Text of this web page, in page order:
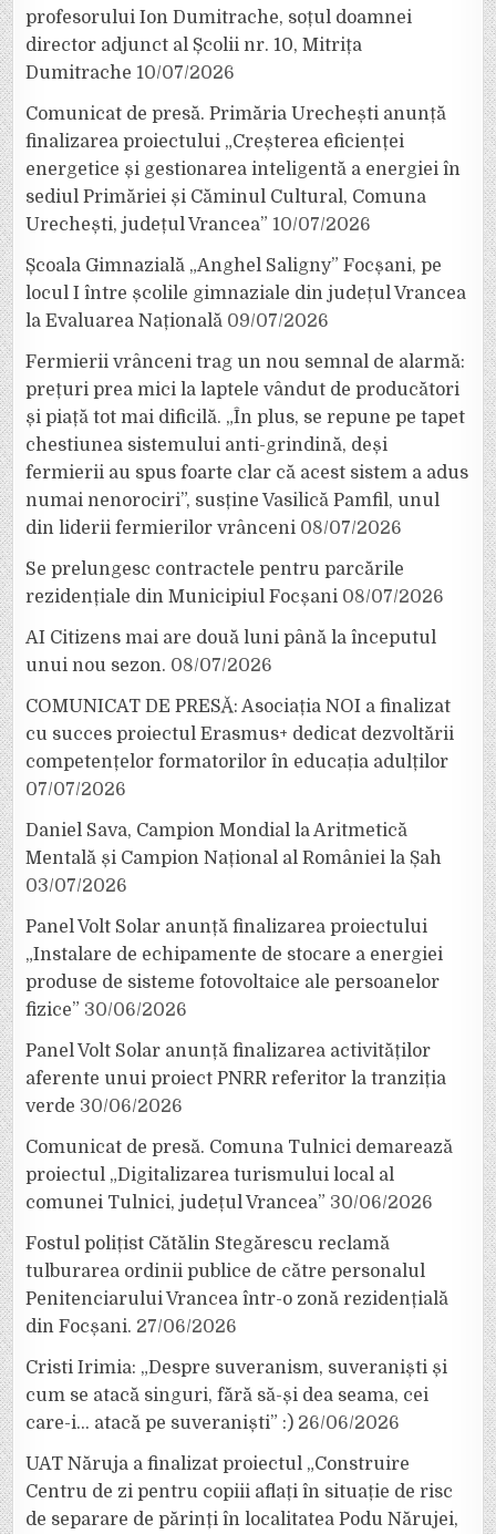
profesorului Ion Dumitrache, soțul doamnei
director adjunct al Școlii nr. 10, Mitrița
Dumitrache 10/07/2026
Comunicat de presă. Primăria Urechești anunță
finalizarea proiectului „Creșterea eficienței
energetice și gestionarea inteligentă a energiei în
sediul Primăriei și Căminul Cultural, Comuna
Urechești, județul Vrancea” 10/07/2026
Școala Gimnazială „Anghel Saligny” Focșani, pe
locul I între școlile gimnaziale din județul Vrancea
la Evaluarea Națională 09/07/2026
Fermierii vrânceni trag un nou semnal de alarmă:
prețuri prea mici la laptele vândut de producători
și piață tot mai dificilă. „În plus, se repune pe tapet
chestiunea sistemului anti-grindină, deși
fermierii au spus foarte clar că acest sistem a adus
numai nenorociri”, susține Vasilică Pamfil, unul
din liderii fermierilor vrânceni 08/07/2026
Se prelungesc contractele pentru parcările
rezidențiale din Municipiul Focșani 08/07/2026
AI Citizens mai are două luni până la începutul
unui nou sezon. 08/07/2026
COMUNICAT DE PRESĂ: Asociația NOI a finalizat
cu succes proiectul Erasmus+ dedicat dezvoltării
competențelor formatorilor în educația adulților
07/07/2026
Daniel Sava, Campion Mondial la Aritmetică
Mentală și Campion Național al României la Șah
03/07/2026
Panel Volt Solar anunță finalizarea proiectului
„Instalare de echipamente de stocare a energiei
produse de sisteme fotovoltaice ale persoanelor
fizice” 30/06/2026
Panel Volt Solar anunță finalizarea activităților
aferente unui proiect PNRR referitor la tranziția
verde 30/06/2026
Comunicat de presă. Comuna Tulnici demarează
proiectul „Digitalizarea turismului local al
comunei Tulnici, județul Vrancea” 30/06/2026
Fostul polițist Cătălin Stegărescu reclamă
tulburarea ordinii publice de către personalul
Penitenciarului Vrancea într-o zonă rezidențială
din Focșani. 27/06/2026
Cristi Irimia: „Despre suveranism, suveraniști și
cum se atacă singuri, fără să-și dea seama, cei
care-i… atacă pe suveraniști” :) 26/06/2026
UAT Năruja a finalizat proiectul „Construire
Centru de zi pentru copiii aflați în situație de risc
de separare de părinți în localitatea Podu Nărujei,